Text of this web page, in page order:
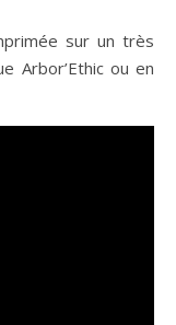
sur un très
Arbor’Ethic ou en